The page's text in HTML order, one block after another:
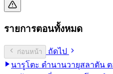
รายการตอนทั้งหมด
ก่อนหน้า
ถัดไป
นารูโตะ ตำนานวายุสลาตัน